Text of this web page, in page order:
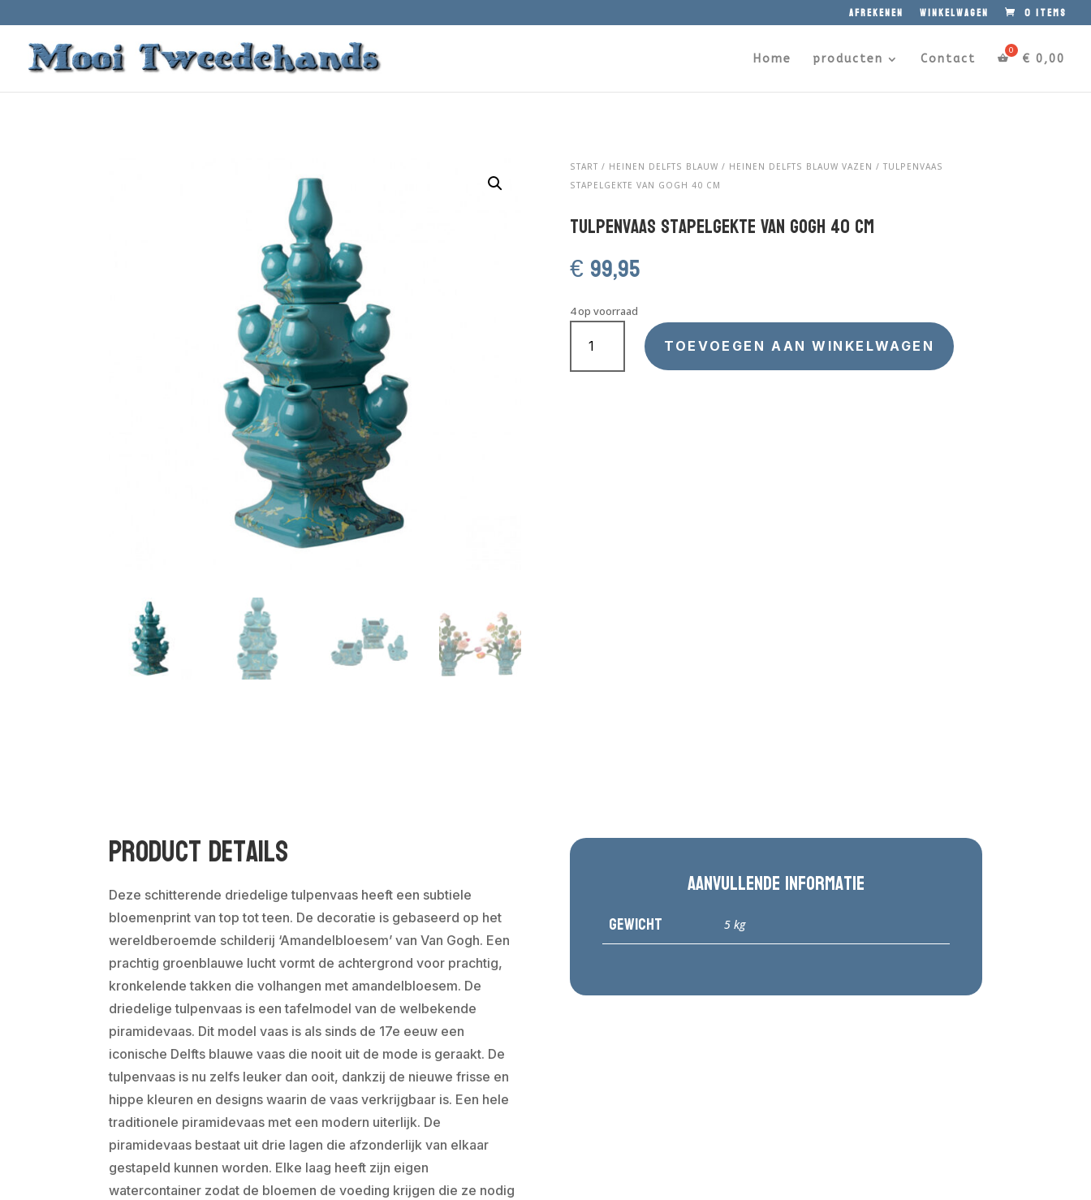
afrekenen winkelwagen 0 items
Home producten Contact € 0,00
START / HEINEN DELFTS BLAUW / HEINEN DELFTS BLAUW VAZEN / TULPENVAAS
STAPELGEKTE VAN GOGH 40 CM
Tulpenvaas Stapelgekte Van Gogh 40 cm
€99,95
4 op voorraad
Tulpenvaas
Stapelgekte
Van
TOEVOEGEN AAN WINKELWAGEN
Product Details
Deze schitterende driedelige tulpenvaas heeft een subtiele
bloemenprint van top tot teen. De decoratie is gebaseerd op het
wereldberoemde schilderij ‘Amandelbloesem’ van Van Gogh. Een
prachtig groenblauwe lucht vormt de achtergrond voor prachtig,
kronkelende takken die volhangen met amandelbloesem. De
driedelige tulpenvaas is een tafelmodel van de welbekende
piramidevaas. Dit model vaas is als sinds de 17e eeuw een
iconische Delfts blauwe vaas die nooit uit de mode is geraakt. De
tulpenvaas is nu zelfs leuker dan ooit, dankzij de nieuwe frisse en
hippe kleuren en designs waarin de vaas verkrijgbaar is. Een hele
traditionele piramidevaas met een modern uiterlijk. De
piramidevaas bestaat uit drie lagen die afzonderlijk van elkaar
gestapeld kunnen worden. Elke laag heeft zijn eigen
watercontainer zodat de bloemen de voeding krijgen die ze nodig
Aanvullende informatie
Gewicht 5 kg